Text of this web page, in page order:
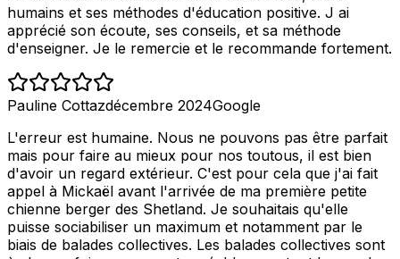
humains et ses méthodes d'éducation positive. J ai
apprécié son écoute, ses conseils, et sa méthode
d'enseigner. Je le remercie et le recommande fortement.
Pauline Cottazdécembre 2024Google
L'erreur est humaine. Nous ne pouvons pas être parfait
mais pour faire au mieux pour nos toutous, il est bien
d'avoir un regard extérieur. C'est pour cela que j'ai fait
appel à Mickaël avant l'arrivée de ma première petite
chienne berger des Shetland. Je souhaitais qu'elle
puisse sociabiliser un maximum et notamment par le
biais de balades collectives. Les balades collectives sont